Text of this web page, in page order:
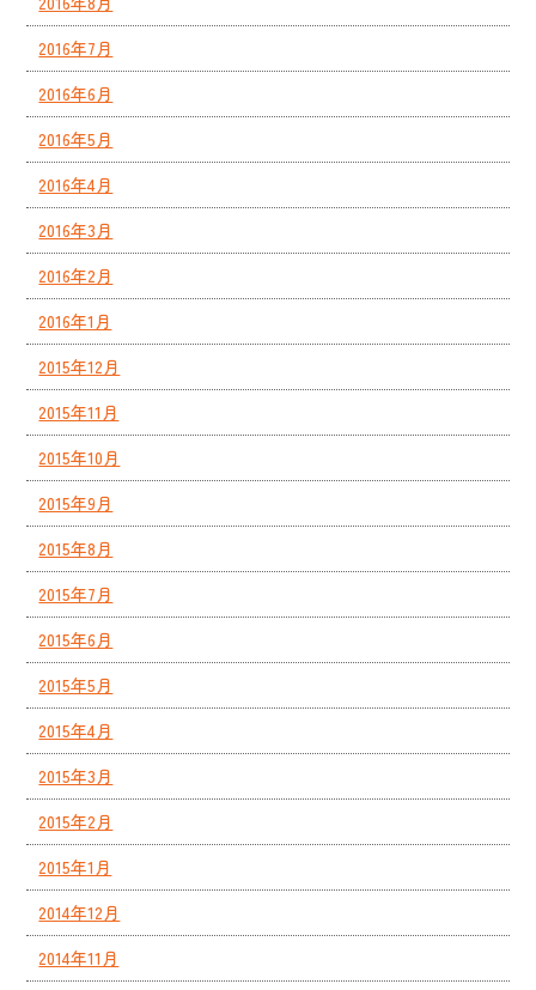
2016年7月
2016年6月
2016年5月
2016年4月
2016年3月
2016年2月
2016年1月
2015年12月
2015年11月
2015年10月
2015年9月
2015年8月
2015年7月
2015年6月
2015年5月
2015年4月
2015年3月
2015年2月
2015年1月
2014年12月
2014年11月